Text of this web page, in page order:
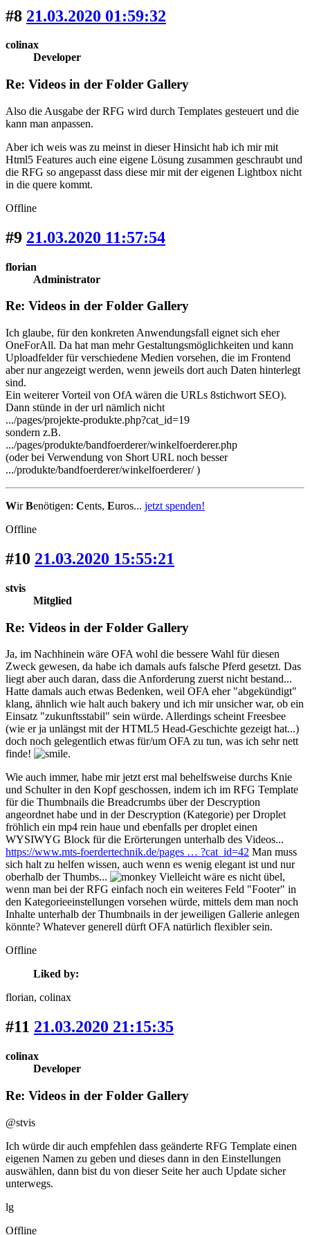
#8 21.03.2020 01:59:32
colinax
Developer
Re: Videos in der Folder Gallery
Also die Ausgabe der RFG wird durch Templates gesteuert und die
kann man anpassen.
Aber ich weis was zu meinst in dieser Hinsicht hab ich mir mit
Html5 Features auch eine eigene Lösung zusammen geschraubt und
die RFG so angepasst dass diese mir mit der eigenen Lightbox nicht
in die quere kommt.
Offline
#9 21.03.2020 11:57:54
florian
Administrator
Re: Videos in der Folder Gallery
Ich glaube, für den konkreten Anwendungsfall eignet sich eher
OneForAll. Da hat man mehr Gestaltungsmöglichkeiten und kann
Uploadfelder für verschiedene Medien vorsehen, die im Frontend
aber nur angezeigt werden, wenn jeweils dort auch Daten hinterlegt
sind.
Ein weiterer Vorteil von OfA wären die URLs 8stichwort SEO).
Dann stünde in der url nämlich nicht
.../pages/projekte-produkte.php?cat_id=19
sondern z.B.
.../pages/produkte/bandfoerderer/winkelfoerderer.php
(oder bei Verwendung von Short URL noch besser
.../produkte/bandfoerderer/winkelfoerderer/ )
WirBenötigen: Cents, Euros... jetzt spenden!
Offline
#10 21.03.2020 15:55:21
stvis
Mitglied
Re: Videos in der Folder Gallery
Ja, im Nachhinein wäre OFA wohl die bessere Wahl für diesen
Zweck gewesen, da habe ich damals aufs falsche Pferd gesetzt. Das
liegt aber auch daran, dass die Anforderung zuerst nicht bestand...
Hatte damals auch etwas Bedenken, weil OFA eher "abgekündigt"
klang, ähnlich wie halt auch bakery und ich mir unsicher war, ob ein
Einsatz "zukunftsstabil" sein würde. Allerdings scheint Freesbee
(wie er ja unlängst mit der HTML5 Head-Geschichte gezeigt hat...)
doch noch gelegentlich etwas für/um OFA zu tun, was ich sehr nett
finde!
.
Wie auch immer, habe mir jetzt erst mal behelfsweise durchs Knie
und Schulter in den Kopf geschossen, indem ich im RFG Template
für die Thumbnails die Breadcrumbs über der Descryption
angeordnet habe und in der Descryption (Kategorie) per Droplet
fröhlich ein mp4 rein haue und ebenfalls per droplet einen
WYSIWYG Block für die Erörterungen unterhalb des Videos...
https://www.mts-foerdertechnik.de/pages … ?cat_id=42 Man muss
sich halt zu helfen wissen, auch wenn es wenig elegant ist und nur
oberhalb der Thumbs...
Vielleicht wäre es nicht übel,
wenn man bei der RFG einfach noch ein weiteres Feld "Footer" in
den Kategorieeinstellungen vorsehen würde, mittels dem man noch
Inhalte unterhalb der Thumbnails in der jeweiligen Gallerie anlegen
könnte? Whatever generell dürft OFA natürlich flexibler sein.
Offline
Liked by:
florian, colinax
#11 21.03.2020 21:15:35
colinax
Developer
Re: Videos in der Folder Gallery
@stvis
Ich würde dir auch empfehlen dass geänderte RFG Template einen
eigenen Namen zu geben und dieses dann in den Einstellungen
auswählen, dann bist du von dieser Seite her auch Update sicher
unterwegs.
lg
Offline